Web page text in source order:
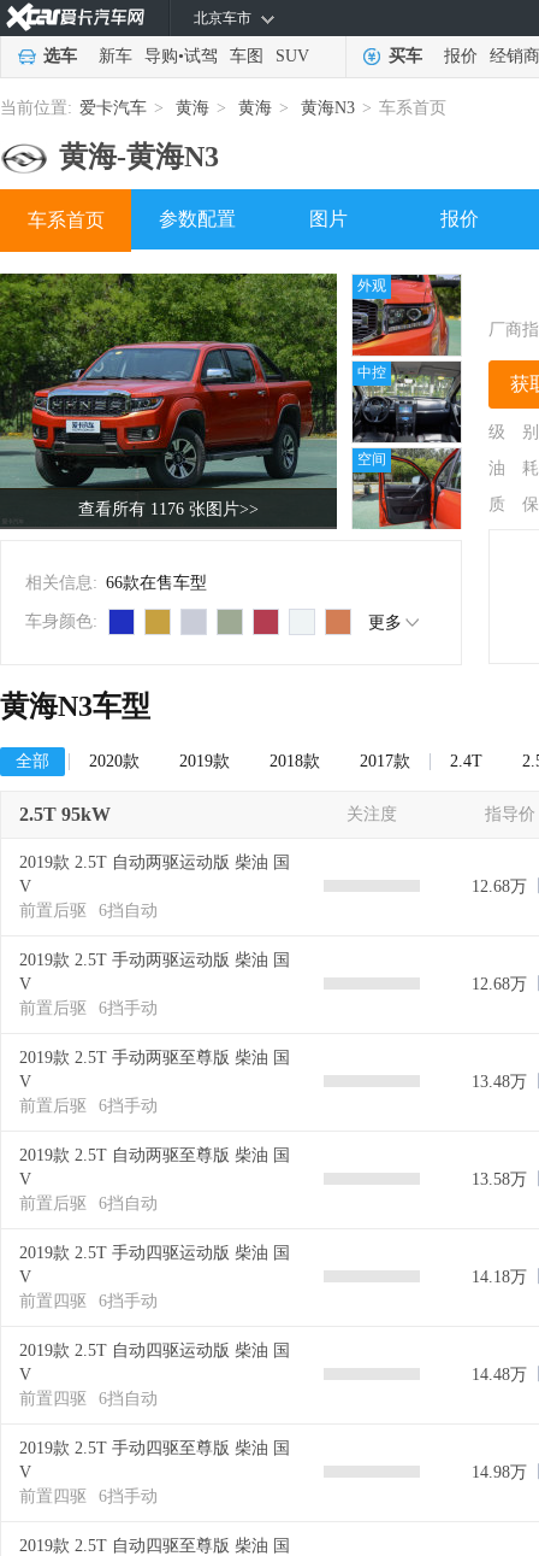
北京车市
选车 新车 导购•试驾 车图 SUV 买车 报价 经销商
当前位置: 爱卡汽车 > 黄海 > 黄海 > 黄海N3 > 车系首页
黄海-黄海N3
车系首页 参数配置 图片 报价
查看所有 1176 张图片>>
外观
中控
空间
相关信息: 66款在售车型
车身颜色: 更多
厂商
获
级 别
油 耗
质 保
黄海N3车型
全部 2020款 2019款 2018款 2017款 2.4T
2.5T 95kW 关注度 指导价
2019款 2.5T 自动两驱运动版 柴油 国
V
前置后驱
6挡自动
12.68万
2019款 2.5T 手动两驱运动版 柴油 国
V
前置后驱
6挡手动
12.68万
2019款 2.5T 手动两驱至尊版 柴油 国
V
前置后驱
6挡手动
13.48万
2019款 2.5T 自动两驱至尊版 柴油 国
V
前置后驱
6挡自动
13.58万
2019款 2.5T 手动四驱运动版 柴油 国
V
前置四驱
6挡手动
14.18万
2019款 2.5T 自动四驱运动版 柴油 国
V
前置四驱
6挡自动
14.48万
2019款 2.5T 手动四驱至尊版 柴油 国
V
前置四驱
6挡手动
14.98万
2019款 2.5T 自动四驱至尊版 柴油 国